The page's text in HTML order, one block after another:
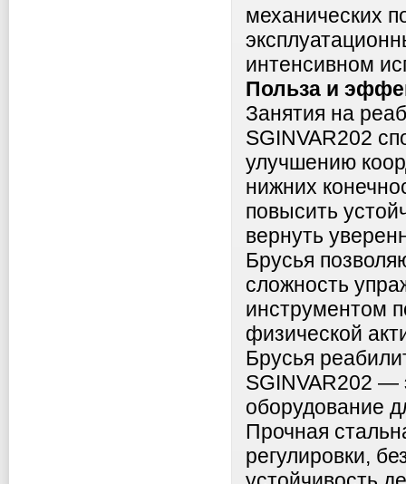
механических
интенсивном
Польза и
Занятия на
SGINVAR202
улучшению
нижних
повысить
вернуть
Брусья
сложность
инструментом
физической
Брусья
SGINVAR202 —
оборудование
Прочная
регулировки,